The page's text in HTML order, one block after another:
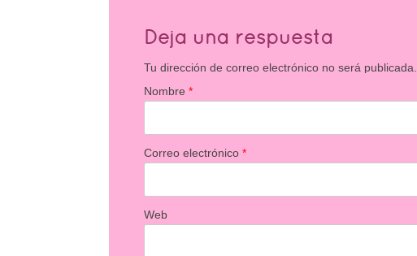
Deja una respuesta
Tu dirección de correo electrónico no será publicada.
Nombre*
Correo electrónico*
Web